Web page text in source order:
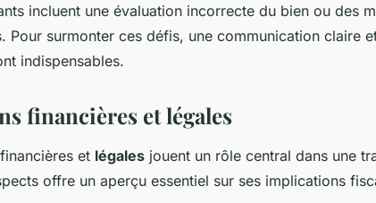
incluent une évaluation incorrecte du bien ou des
Pour surmonter ces défis, une communication claire
indispensables.
financières et légales
et légales jouent un rôle central dans une
offre un aperçu essentiel sur ses implications